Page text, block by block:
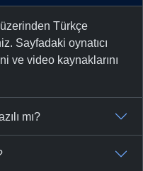
Türkçe
Sayfadaki oynatıcı
ve video kaynaklarını
mı?